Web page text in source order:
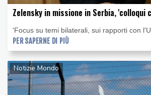
Zelensky in missione in Serbia, 'colloqui
'Focus su temi bilaterali, sui rapporti con
PER SAPERNE DI PIÙ
Notizie Mondo